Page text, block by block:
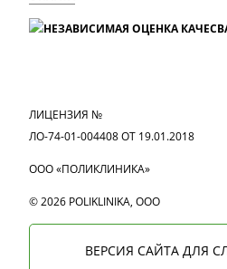
ЛИЦЕНЗИЯ №
ЛО-74-01-004408 ОТ 19.01.2018
ООО «ПОЛИКЛИНИКА»
© 2026 POLIKLINIKA, OOO
ВЕРСИЯ САЙТА ДЛЯ